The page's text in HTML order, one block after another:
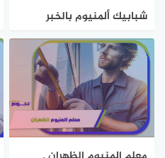
شبابيك ألمنيوم بالخبر
0595884108 هوم سيرفر